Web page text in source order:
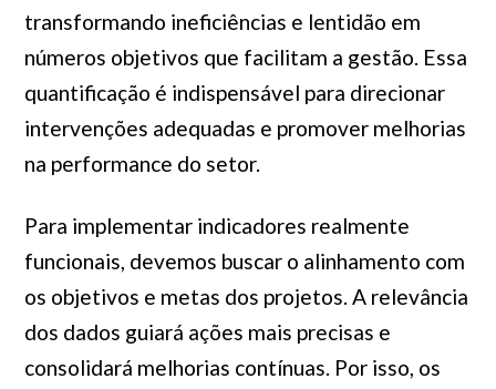
transformando ineficiências e lentidão em
números objetivos que facilitam a gestão. Essa
quantificação é indispensável para direcionar
intervenções adequadas e promover melhorias
na performance do setor.
Para implementar indicadores realmente
funcionais, devemos buscar o alinhamento com
os objetivos e metas dos projetos. A relevância
dos dados guiará ações mais precisas e
consolidará melhorias contínuas. Por isso, os